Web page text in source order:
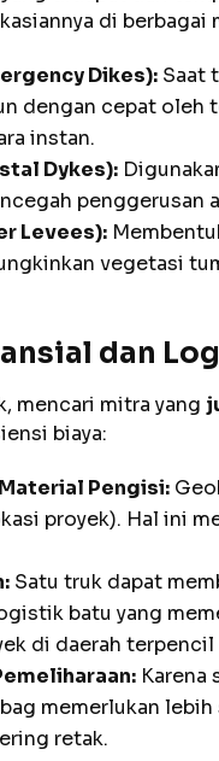
di berbagai
Dikes): Saat
dengan cepat oleh
instan.
Dykes):
penggerusan
Levees):
vegetasi
dan
mencari mitra yang
biaya:
Pengisi:
proyek). Hal ini
Satu truk dapat
batu yang
di daerah
Karena
memerlukan
retak.